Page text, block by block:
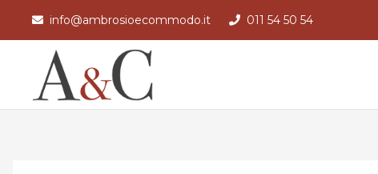
info@ambrosioecommodo.it 011 54 50 54